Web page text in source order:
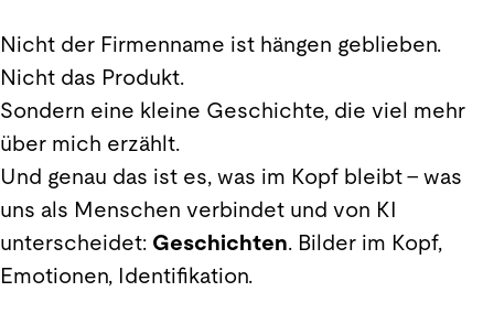
Nicht der Firmenname ist hängen geblieben.
Nicht das Produkt.
Sondern eine kleine Geschichte, die viel mehr
über mich erzählt.
Und genau das ist es, was im Kopf bleibt – was
uns als Menschen verbindet und von KI
unterscheidet: Geschichten. Bilder im Kopf,
Emotionen, Identifikation.